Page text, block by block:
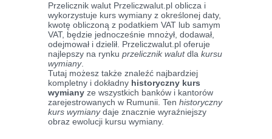
Przelicznik walut Przeliczwalut.pl oblicza i
wykorzystuje kurs wymiany z określonej daty,
kwotę obliczoną z podatkiem VAT lub samym
VAT, będzie jednocześnie mnożył, dodawał,
odejmował i dzielił. Przeliczwalut.pl oferuje
najlepszy na rynku przelicznik walutdla kursu
wymiany.
Tutaj możesz także znaleźć najbardziej
kompletny i dokładny historyczny kurs
wymiany ze wszystkich banków i kantorów
zarejestrowanych w Rumunii. Ten historyczny
kurs wymianydaje znacznie wyraźniejszy
obraz ewolucji kursu wymiany.